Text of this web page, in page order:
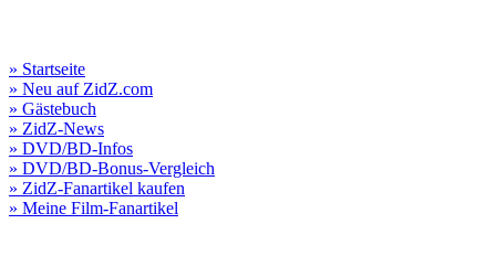
» Startseite
» Neu auf ZidZ.com
» Gästebuch
» ZidZ-News
» DVD/BD-Infos
» DVD/BD-Bonus-Vergleich
» ZidZ-Fanartikel kaufen
» Meine Film-Fanartikel